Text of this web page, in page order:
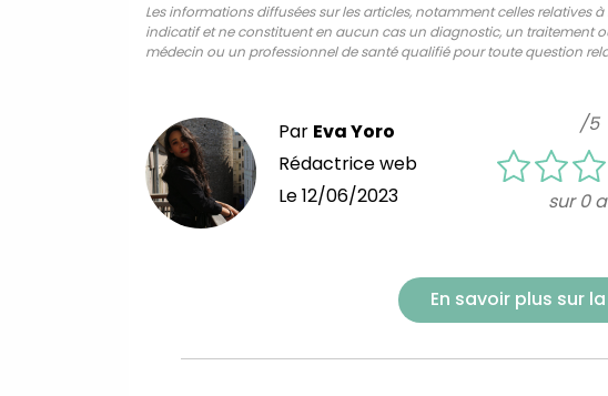
Les informations diffusées sur les articles, notamment celles relatives
indicatif et ne constituent en aucun cas un diagnostic, un traitement
médecin ou un professionnel de santé qualifié pour toute question
Par Eva Yoro
Rédactrice web
Le12/06/2023
/5
sur 0
En savoir plus sur